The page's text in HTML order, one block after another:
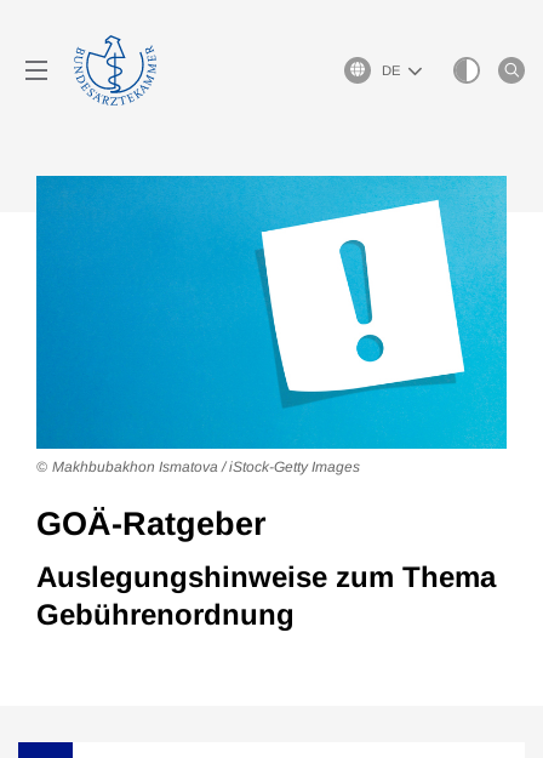
Sprachauswahl
GOÄ-Ratgeber
Auslegungshinweise zum Thema
Gebührenordnung
Makhbubakhon Ismatova / iStock-Getty Images